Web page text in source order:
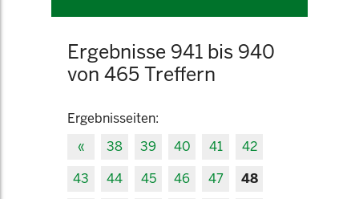
Ergebnisse 941 bis 940
von 465 Treffern
Ergebnisseiten:
«
38 39 40 41
42
43
44 45 46 47
48